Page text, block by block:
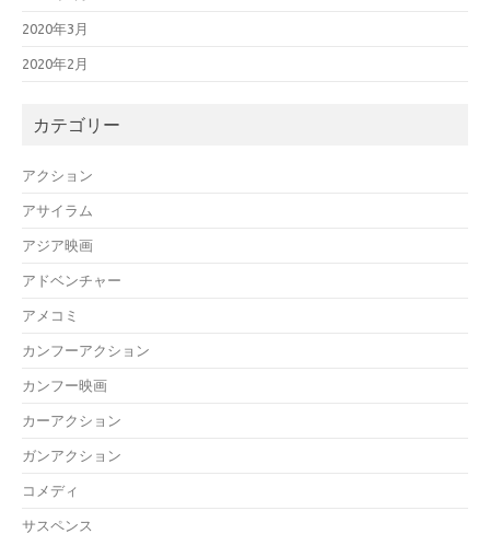
2020年3月
2020年2月
カテゴリー
アクション
アサイラム
アジア映画
アドベンチャー
アメコミ
カンフーアクション
カンフー映画
カーアクション
ガンアクション
コメディ
サスペンス